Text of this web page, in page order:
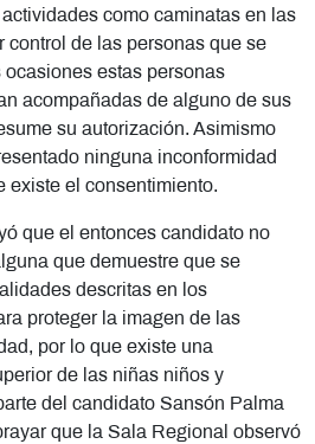
como caminatas en las
control de las personas que se
estas personas
acompañadas de alguno de sus
su autorización. Asimismo
ninguna inconformidad
existe el consentimiento.
que el entonces candidato no
que demuestre que se
descritas en los
proteger la imagen de las
por lo que existe una
de las niñas niños y
del candidato Sansón Palma
que la Sala Regional observó